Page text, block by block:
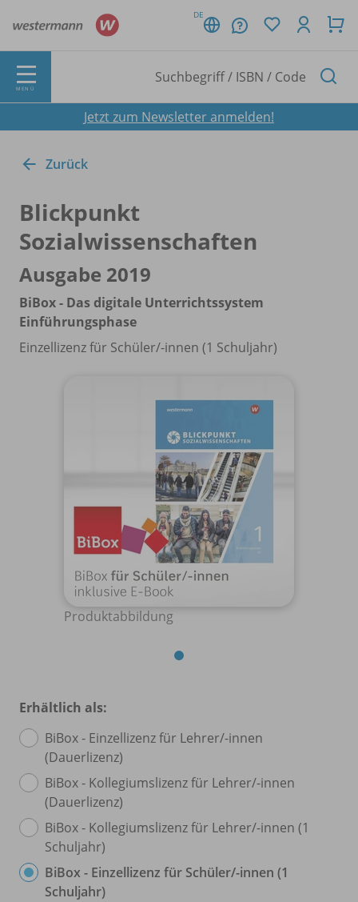
DE
MENÜ
Jetzt zum Newsletter anmelden!
Zurück
Blickpunkt
Sozialwissenschaften
Ausgabe 2019
BiBox - Das digitale Unterrichtssystem
Einführungsphase
Einzellizenz für Schüler/-innen (1 Schuljahr)
Produktabbildung
Erhältlich als:
BiBox - Einzellizenz für Lehrer/-innen
(Dauerlizenz)
BiBox - Kollegiumslizenz für Lehrer/-innen
(Dauerlizenz)
BiBox - Kollegiumslizenz für Lehrer/-innen (1
Schuljahr)
BiBox - Einzellizenz für Schüler/-innen (1
Schuljahr)